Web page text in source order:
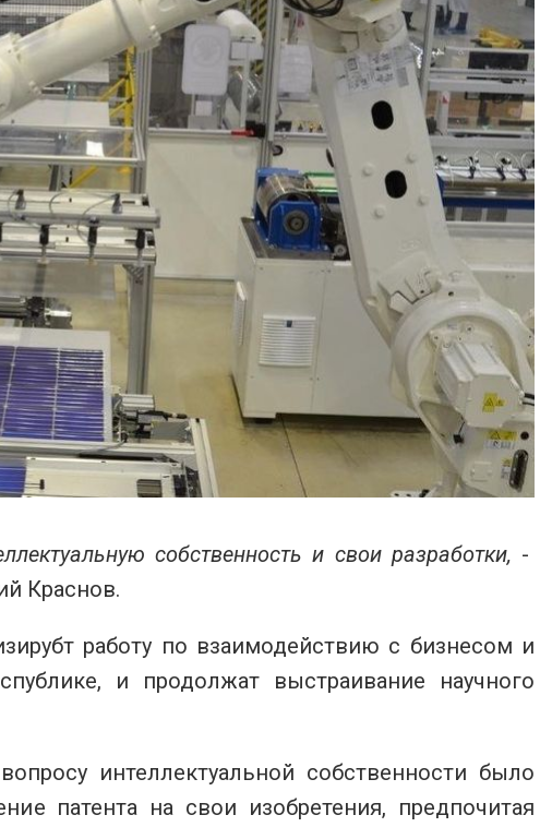
собственность и свои разработки, -
Краснов.
работу по взаимодействию с бизнесом и
и продолжат выстраивание научного
интеллектуальной собственности было
патента на свои изобретения, предпочитая